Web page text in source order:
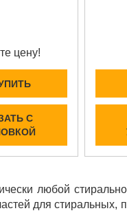
цену!
С
любой
для